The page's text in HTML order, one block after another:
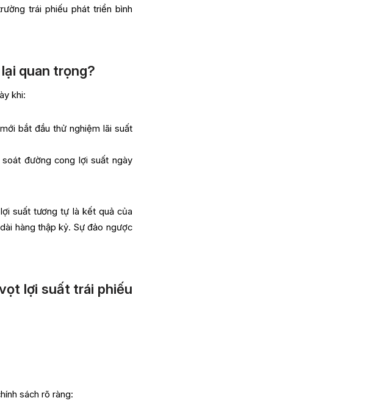
trái phiếu phát triển bình
quan trọng?
khi:
bắt đầu thử nghiệm lãi suất
đường cong lợi suất ngày
suất tương tự là kết quả của
hàng thập kỷ. Sự đảo ngược
lợi suất trái phiếu
sách rõ ràng: